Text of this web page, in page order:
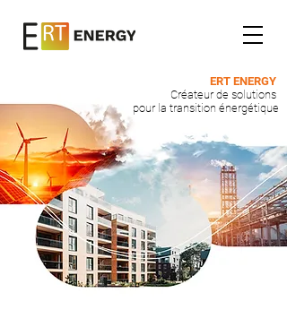
ERT ENERGY
Créateur de solutions
pour la transition énergétique